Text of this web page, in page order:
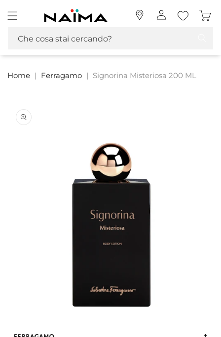
direttamente
ai contenuti
Accedi Carrello
Che cosa stai cercando?
Home | Ferragamo | Signorina Misteriosa 200 ML
informazioni
sul prodotto